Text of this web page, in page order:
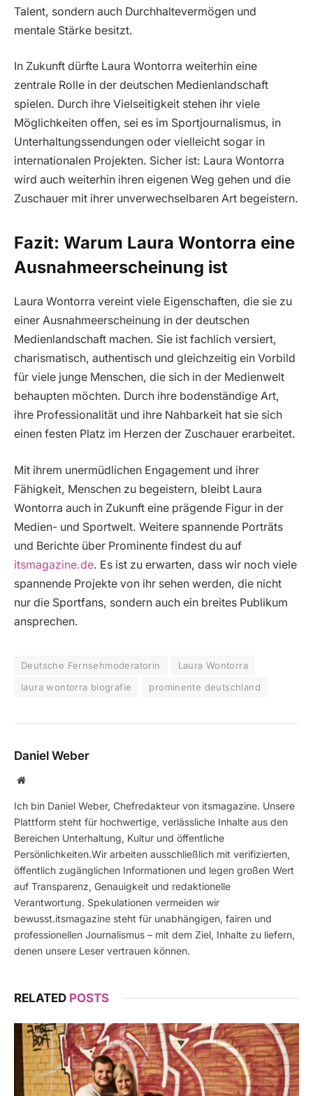
Talent, sondern auch Durchhaltevermögen und
mentale Stärke besitzt.
In Zukunft dürfte Laura Wontorra weiterhin eine
zentrale Rolle in der deutschen Medienlandschaft
spielen. Durch ihre Vielseitigkeit stehen ihr viele
Möglichkeiten offen, sei es im Sportjournalismus, in
Unterhaltungssendungen oder vielleicht sogar in
internationalen Projekten. Sicher ist: Laura Wontorra
wird auch weiterhin ihren eigenen Weg gehen und die
Zuschauer mit ihrer unverwechselbaren Art begeistern.
Fazit: Warum Laura Wontorra eine
Ausnahmeerscheinung ist
Laura Wontorra vereint viele Eigenschaften, die sie zu
einer Ausnahmeerscheinung in der deutschen
Medienlandschaft machen. Sie ist fachlich versiert,
charismatisch, authentisch und gleichzeitig ein Vorbild
für viele junge Menschen, die sich in der Medienwelt
behaupten möchten. Durch ihre bodenständige Art,
ihre Professionalität und ihre Nahbarkeit hat sie sich
einen festen Platz im Herzen der Zuschauer erarbeitet.
Mit ihrem unermüdlichen Engagement und ihrer
Fähigkeit, Menschen zu begeistern, bleibt Laura
Wontorra auch in Zukunft eine prägende Figur in der
Medien- und Sportwelt. Weitere spannende Porträts
und Berichte über Prominente findest du auf
itsmagazine.de. Es ist zu erwarten, dass wir noch viele
spannende Projekte von ihr sehen werden, die nicht
nur die Sportfans, sondern auch ein breites Publikum
ansprechen.
Deutsche Fernsehmoderatorin
Laura Wontorra
laura wontorra biografie
prominente deutschland
Daniel Weber
Website
Ich bin Daniel Weber, Chefredakteur von itsmagazine. Unsere
Plattform steht für hochwertige, verlässliche Inhalte aus den
Bereichen Unterhaltung, Kultur und öffentliche
Persönlichkeiten.Wir arbeiten ausschließlich mit verifizierten,
öffentlich zugänglichen Informationen und legen großen Wert
auf Transparenz, Genauigkeit und redaktionelle
Verantwortung. Spekulationen vermeiden wir
bewusst.itsmagazine steht für unabhängigen, fairen und
professionellen Journalismus – mit dem Ziel, Inhalte zu liefern,
denen unsere Leser vertrauen können.
RELATED POSTS